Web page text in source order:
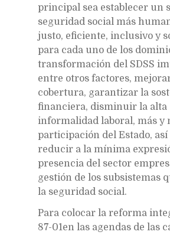
principal sea establecer un
seguridad social más
justo, eficiente, inclusivo y
para cada uno de los
transformación del SDSS
entre otros factores,
cobertura, garantizar la
financiera, disminuir la alta
informalidad laboral, más y
participación del Estado, así
reducir a la mínima
presencia del sector
gestión de los subsistemas
la seguridad social.
Para colocar la reforma
87-01en las agendas de las